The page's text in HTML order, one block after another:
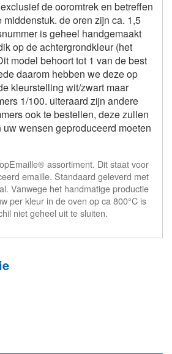
de ooromtrek en betreffen
de oren zijn ca. 1,5
is geheel handgemaakt
op de achtergrondkleur (het
model behoort tot 1 van de best
daarom hebben we deze op
kleurstelling wit/zwart maar
1/100. uiteraard zijn andere
ook te bestellen, deze zullen
wensen geproduceerd moeten
assortiment. Dit staat voor
emaille. Standaard geleverd met
Vanwege het handmatige productie
per kleur in de oven op ca 800°C is
niet geheel uit te sluiten.